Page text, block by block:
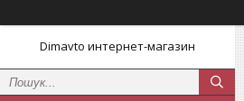
Dimavto интернет-магазин